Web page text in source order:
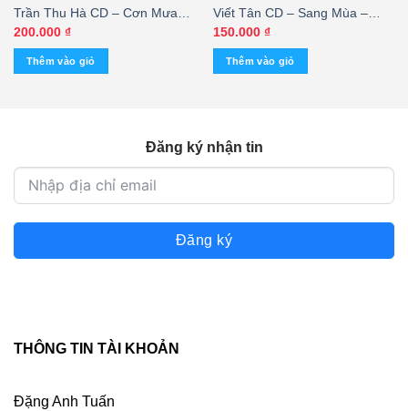
Trần Thu Hà CD – Cơn Mưa
Hạ (KGVHC) – cái
200.000 ₫
Thêm vào giỏ
Viết Tân CD – Sang Mùa –
Phương Thanh – cái
150.000 ₫
Thêm vào giỏ
Đăng ký nhận tin
Đăng ký
THÔNG TIN TÀI KHOẢN
Đặng Anh Tuấn